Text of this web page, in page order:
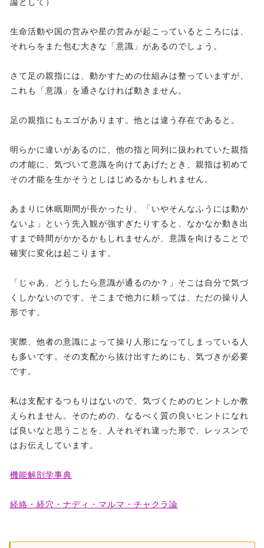
生命活動や国の営みや星の営みが起こっているところには、
それらをまた包む大きな「意識」があるのでしょう。
さて足の親指には、動かすための仕組みは整っていますが、
これも「意識」を通さなければ動きません。
足の親指にもエゴがあります。他とは違う存在であると。
明らかに違いがあるのに、他の指と同列に扱われていた親指
の才能に、気づいて意識を向けてあげたとき、親指は初めて
その才能を生かそうとしはじめるかもしれません。
あまりに休眠期間が長かったり、「いやそんなふうには動か
ないよ」という先入観が強すぎたりすると、なかなか動き出
すまで時間がかかるかもしれませんが、意識を向けることで
確実に変化は起こります。
「じゃあ、どうしたら意識が通るのか？」そこは自分で気づ
くしかないのです。そこまで他力に頼っては、ただの操り人
形です。
実際、他者の意識によって操り人形になってしまっている人
も多いです。その支配から抜け出すためにも、気づきが必要
です。
私は支配するつもりはないので、気づくためのヒントしか教
えられません。そのための、なるべく質の良いヒントになれ
ば良いなと思うことを、人それぞれ違った形で、レッスンで
はお伝えしています。
機能解剖学事典
経絡・経穴・ナディ・マルマ・チャクラ論